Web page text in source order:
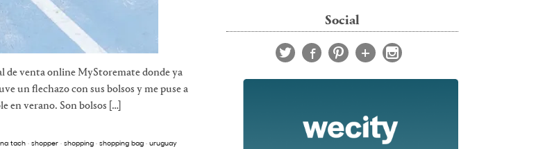
de venta online MyStoremate donde ya
un flechazo con sus bolsos y me puse a
en verano. Son bolsos […]
tach · shopper · shopping · shopping bag · uruguay
Social